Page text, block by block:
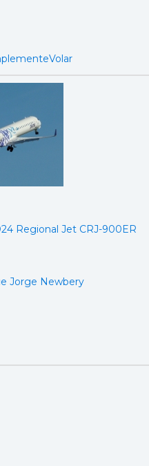
Regional Jet CRJ-900ER
Jorge Newbery